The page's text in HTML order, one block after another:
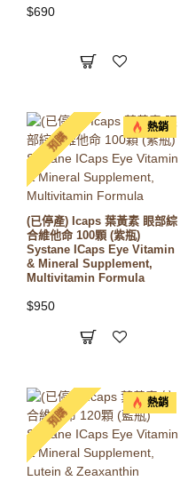
$690
熱銷
預購
(已停產) Icaps 葉黃素 眼部綜
合維他命 100顆 (紫瓶)
Systane ICaps Eye Vitamin
& Mineral Supplement,
Multivitamin Formula
$950
熱銷
預購